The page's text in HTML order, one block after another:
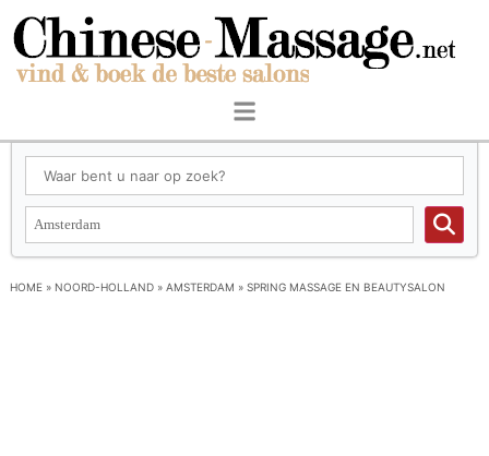
HOME » NOORD-HOLLAND » AMSTERDAM » SPRING MASSAGE EN BEAUTYSALON